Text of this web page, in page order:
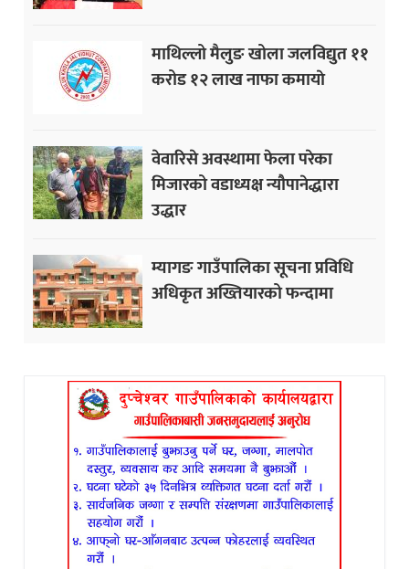
माथिल्लो मैलुङ खोला जलविद्युत ११
करोड १२ लाख नाफा कमायाे
वेवारिसे अवस्थामा फेला परेका
मिजारको वडाध्यक्ष न्यौपानेद्धारा
उद्धार
म्यागङ गाउँपालिका सूचना प्रविधि
अधिकृत अख्तियारको फन्दामा